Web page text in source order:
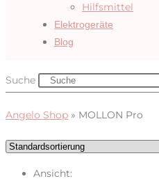
Hilfsmittel
Elektrogeräte
Blog
Suche
Angelo Shop » MOLLON Pro
Ansicht: